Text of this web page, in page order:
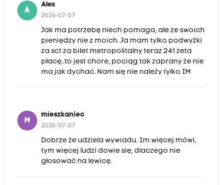
A
Alex
2026-07-07
Jak ma potrzebę niech pomaga, ale ze swoich
pieniędzy nie z moich. Ja mam tylko podwyżki
za sct za bilet metropolitalny teraz 241 zeta
płacę..to jest chore, pociąg tak zaprany że nie
ma jak dychać. Nam się nie należy tylko IM
M
mieszkaniec
2026-07-07
Dobrze że udziela wywiadu. Im więcej mówi,
tym więcej ludzi dowie się, dlaczego nie
głosować na lewicę.